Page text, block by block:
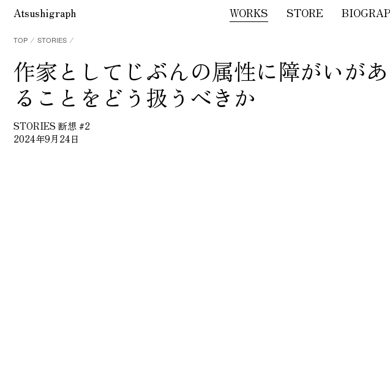
Atsushigraph WORKS STORE
TOP ⁄ STORIES ⁄
作家としてじぶんの属性に障がいがあ
ることをどう扱うべきか
STORIES 断想 #2
2024年9月24日